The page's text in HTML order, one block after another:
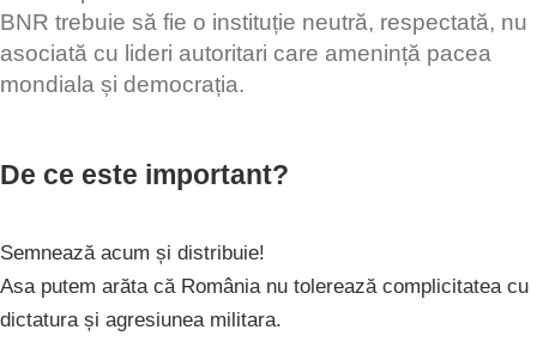
BNR trebuie să fie o instituție neutră, respectată, nu
asociată cu lideri autoritari care amenință pacea
mondiala și democrația.
De ce este important?
Semnează acum și distribuie!
Asa putem arăta că România nu tolerează complicitatea cu
dictatura și agresiunea militara.